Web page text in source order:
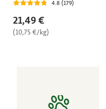
4.8 (179)
21,49 €
(10,75 €/kg)